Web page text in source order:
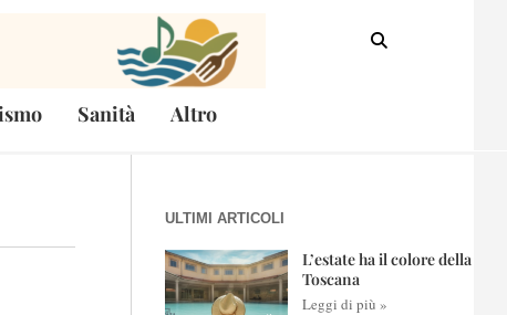
Sanità Altro
ULTIMI ARTICOLI
L’estate ha il colore della
Toscana
Leggi di più »